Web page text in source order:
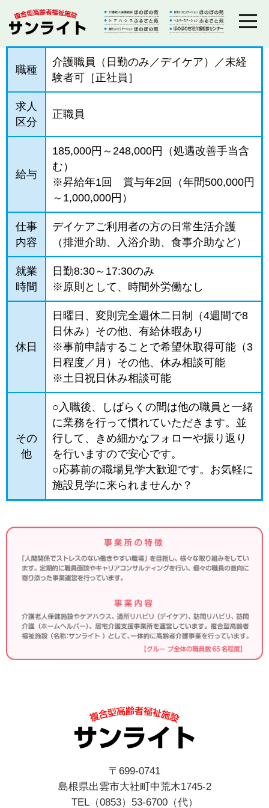
職種
介護職員（日勤のみ／デイケア）／未経
験者可［正社員］
求人
区分
正職員
給与
185,000円～248,000円（処遇改善手当含
む）
※昇給年1回 賞与年2回（年間500,000円
～1,000,000円）
仕事
内容
デイケアご利用者の方の日常生活介護
（排泄介助、入浴介助、食事介助など）
就業
時間
日勤8:30～17:30のみ
※原則として、時間外労働なし
休日
日曜日、変則完全週休二日制（4週間で8
日休み）その他、有給休暇あり
※事前申請することで希望休取得可能（3
日程度／月）その他、休み相談可能
※土日祝日休み相談可能
その
他
○入職後、しばらくの間は他の職員と一緒
に業務を行って慣れていただきます。並
行して、きめ細かなフォローや振り返り
を行いますので安心です。
○応募前の職場見学大歓迎です。お気軽に
施設見学に来られませんか？
〒699-0741
島根県出雲市大社町中荒木1745-2
TEL（0853）53-6700（代）